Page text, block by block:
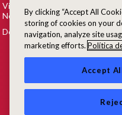
Visão dos Nossos
Negócios
Destaques Financeiros
By clicking “Accept All
storing of cookies on your
navigation, analyze site
marketing efforts. Política
Accept